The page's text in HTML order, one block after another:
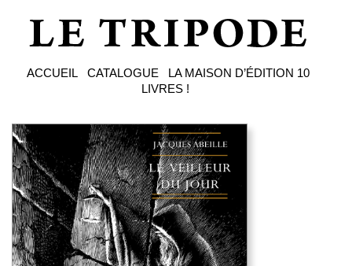
ACCUEIL CATALOGUE LA MAISON D’ÉDITION 10
LIVRES !